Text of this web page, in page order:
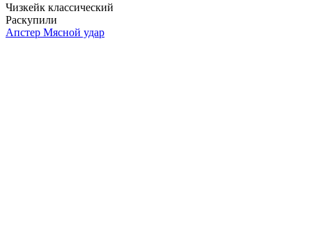
Чизкейк классический
Раскупили
Апстер Мясной удар